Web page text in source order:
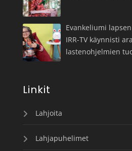
Evankeliumi
IRR-TV käynnisti
lastenohjelmien
Linkit
Lahjoita
Lahjapuhelimet